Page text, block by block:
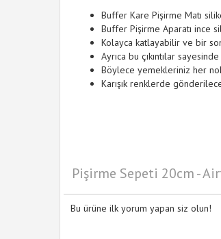
Buffer Kare Pişirme Matı
Buffer Pişirme Aparatı ince
Kolayca katlayabilir ve bir
Ayrıca bu çıkıntılar
Böylece yemekleriniz her
Karışık renklerde
Pişirme Sepeti 20cm -
Bu ürüne ilk yorum yapan siz olun!